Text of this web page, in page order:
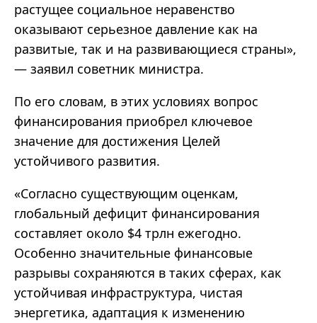
растущее социальное неравенство
оказывают серьезное давление как на
развитые, так и на развивающиеся страны»,
— заявил советник министра.
По его словам, в этих условиях вопрос
финансирования приобрел ключевое
значение для достижения Целей
устойчивого развития.
«Согласно существующим оценкам,
глобальный дефицит финансирования
составляет около $4 трлн ежегодно.
Особенно значительные финансовые
разрывы сохраняются в таких сферах, как
устойчивая инфраструктура, чистая
энергетика, адаптация к изменению